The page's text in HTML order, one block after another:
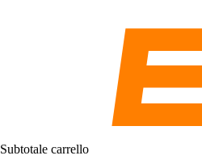
Subtotale carrello